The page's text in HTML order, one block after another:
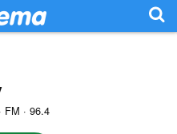
FM · 96.4